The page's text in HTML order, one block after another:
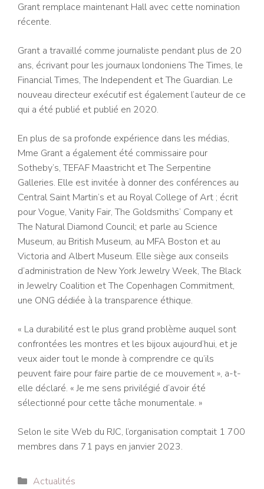
Grant remplace maintenant Hall avec cette nomination
récente.
Grant a travaillé comme journaliste pendant plus de 20
ans, écrivant pour les journaux londoniens The Times, le
Financial Times, The Independent et The Guardian. Le
nouveau directeur exécutif est également l’auteur de ce
qui a été publié et publié en 2020.
En plus de sa profonde expérience dans les médias,
Mme Grant a également été commissaire pour
Sotheby’s, TEFAF Maastricht et The Serpentine
Galleries. Elle est invitée à donner des conférences au
Central Saint Martin’s et au Royal College of Art ; écrit
pour Vogue, Vanity Fair, The Goldsmiths’ Company et
The Natural Diamond Council; et parle au Science
Museum, au British Museum, au MFA Boston et au
Victoria and Albert Museum. Elle siège aux conseils
d’administration de New York Jewelry Week, The Black
in Jewelry Coalition et The Copenhagen Commitment,
une ONG dédiée à la transparence éthique.
« La durabilité est le plus grand problème auquel sont
confrontées les montres et les bijoux aujourd’hui, et je
veux aider tout le monde à comprendre ce qu’ils
peuvent faire pour faire partie de ce mouvement », a-t-
elle déclaré. « Je me sens privilégié d’avoir été
sélectionné pour cette tâche monumentale. »
Selon le site Web du RJC, l’organisation comptait 1 700
membres dans 71 pays en janvier 2023.
Catégories
Actualités